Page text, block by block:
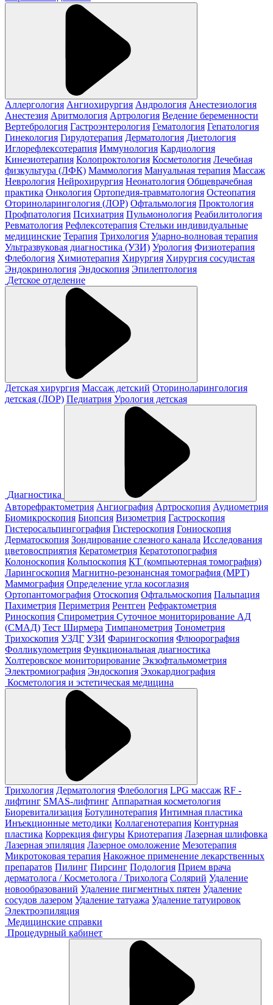
Аллергология Ангиохирургия Андрология Анестезиология
Анестезия Аритмология Артрология Ведение беременности
Вертебрология Гастроэнтерология Гематология Гепатология
Гинекология Гирудотерапия Дерматология Диетология
Иглорефлексотерапия Иммунология Кардиология
Кинезиотерапия Колопроктология Косметология Лечебная
физкультура (ЛФК) Маммология Мануальная терапия Массаж
Неврология Нейрохирургия Неонатология Общеврачебная
практика Онкология Ортопедия-травматология Остеопатия
Оториноларингология (ЛОР) Офтальмология Проктология
Профпатология Психиатрия Пульмонология Реабилитология
Ревматология Рефлексотерапия Стельки индивидуальные
медицинские Терапия Трихология Ударно-волновая терапия
Ультразвуковая диагностика (УЗИ) Урология Физиотерапия
Флебология Химиотерапия Хирургия Хирургия сосудистая
Эндокринология Эндоскопия Эпилептология
Детское отделение
Детская хирургия Массаж детский Оториноларингология
детская (ЛОР) Педиатрия Урология детская
Диагностика
Авторефрактометрия Ангиография Артроскопия Аудиометрия
Биомикроскопия Биопсия Визометрия Гастроскопия
Гистеросальпингография Гистероскопия Гониоскопия
Дерматоскопия Зондирование слезного канала Исследования
цветовосприятия Кератометрия Кератотопография
Колоноскопия Кольпоскопия КТ (компьютерная томография)
Ларингоскопия Магнитно-резонансная томография (МРТ)
Маммография Определение угла косоглазия
Ортопантомография Отоскопия Офтальмоскопия Пальпация
Пахиметрия Периметрия Рентген Рефрактометрия
Риноскопия Спирометрия Суточное мониторирование АД
(СМАД) Тест Ширмера Тимпанометрия Тонометрия
Трихоскопия УЗДГ УЗИ Фарингоскопия Флюорография
Фолликулометрия Функциональная диагностика
Холтеровское мониторирование Экзофтальмометрия
Электромиография Эндоскопия Эхокардиография
Косметология и эстетическая медицина
Трихология Дерматология Флебология LPG массаж RF -
лифтинг SMAS-лифтинг Аппаратная косметология
Биоревитализация Ботулинотерапия Интимная пластика
Инъекционные методики Коллагенотерапия Контурная
пластика Коррекция фигуры Криотерапия Лазерная шлифовка
Лазерная эпиляция Лазерное омоложение Мезотерапия
Микротоковая терапия Накожное применение лекарственных
препаратов Пилинг Пирсинг Подология Прием врача
дерматолога / Косметолога / Трихолога Солярий Удаление
новообразований Удаление пигментных пятен Удаление
сосудов лазером Удаление татуажа Удаление татуировок
Электроэпиляция
Медицинские справки
Процедурный кабинет